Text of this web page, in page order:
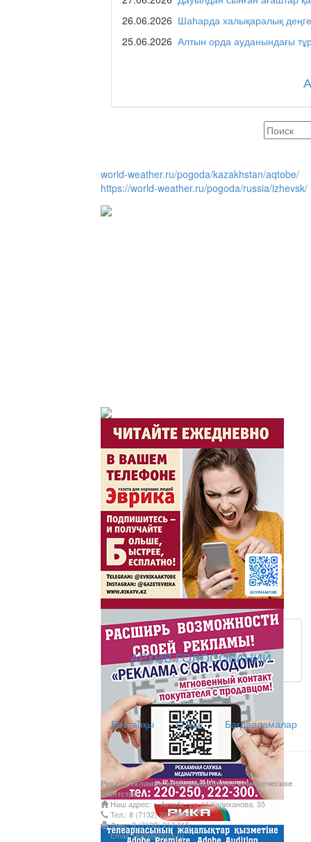
Служба 109
Час депутата /
важная для зрителей ...
Скажем НЕТ
Жаңа әліпбиді бірге
Жаңа әліпбиді бірге
Латын әліпбиі -
Ты прекрасна! С
АНТИХАЙП
Хайп – это шумиха,
телезрителями и
Деловые новости
Обзор событий деловой
Казахстана.
Құмсағат
"Құмсағат" - апта бойы
26.06.2026 Шаһарда халықаралық
25.06.2026 Алтын орда ауданындағы
world-weather.ru/pogoda/kazakhstan/aqtobe/
https://world-weather.ru/pogoda/russia/izhevsk/
АРХИВ ГОЛОСОВАНИЙ
Бастапқы О нас Бағдарламалар
Рика - рекламно-информационное коммерческое
агентство
Наш адрес: г. Актобе, ул. Ш.Уалиханова, 35
Тел.: 8 (7132) 217 366;
Факс: 8 (7132) 217 015;
Email: rikatv@inbox.ru